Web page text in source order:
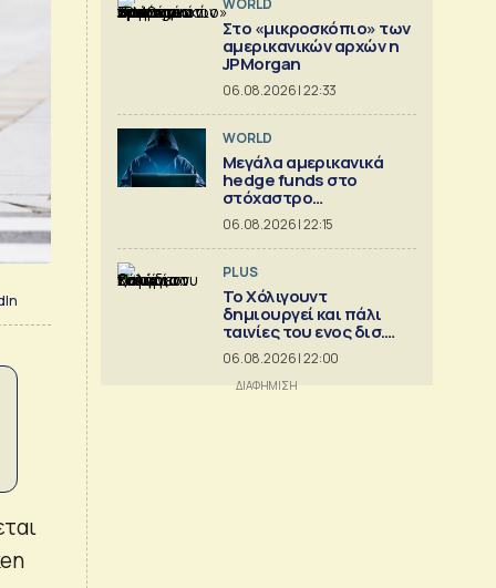
WORLD
Στο «μικροσκόπιο» των
αμερικανικών αρχών η
JPMorgan
06.08.2026 | 22:33
WORLD
Μεγάλα αμερικανικά
hedge funds στο
στόχαστρο
κυβερνοεπιθέσεων
06.08.2026 | 22:15
PLUS
Το Χόλιγουντ
δημιουργεί και πάλι
ταινίες του ενος δισ.
δολ.
06.08.2026 | 22:00